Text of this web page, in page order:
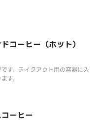
コーヒー（ホット）
す。テイクアウト用の容器に入
す。
ーヒー